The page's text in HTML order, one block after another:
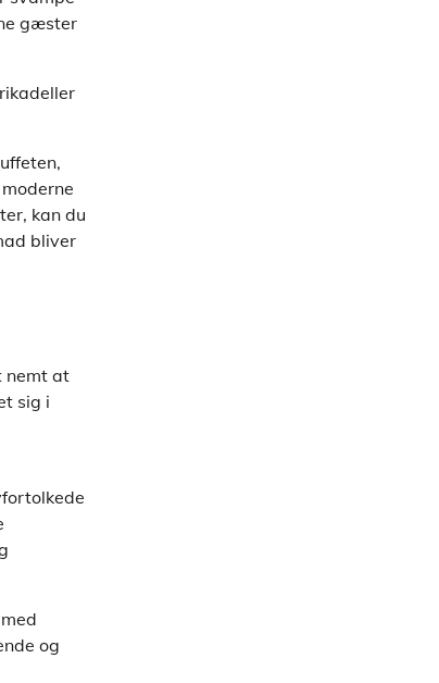
gæster
kan du
bliver
nemt at
sig i
og